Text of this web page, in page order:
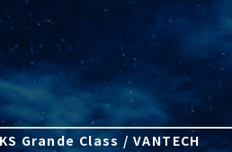
Grande Class / VANTECH